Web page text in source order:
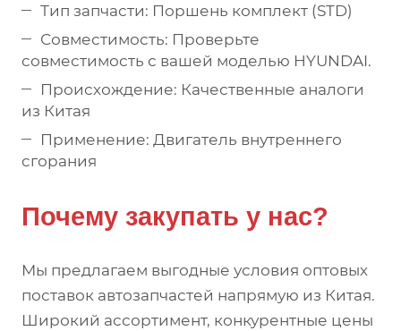
Тип запчасти: Поршень комплект (STD)
Совместимость: Проверьте
совместимость с вашей моделью HYUNDAI.
Происхождение: Качественные аналоги
из Китая
Применение: Двигатель внутреннего
сгорания
Почему закупать у нас?
Мы предлагаем выгодные условия оптовых
поставок автозапчастей напрямую из Китая.
Широкий ассортимент, конкурентные цены